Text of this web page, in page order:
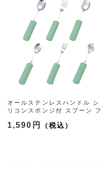
オールステンレスハンドル シ
リコンスポンジ付 スプーン フ
（大/小 3種）
1,590円